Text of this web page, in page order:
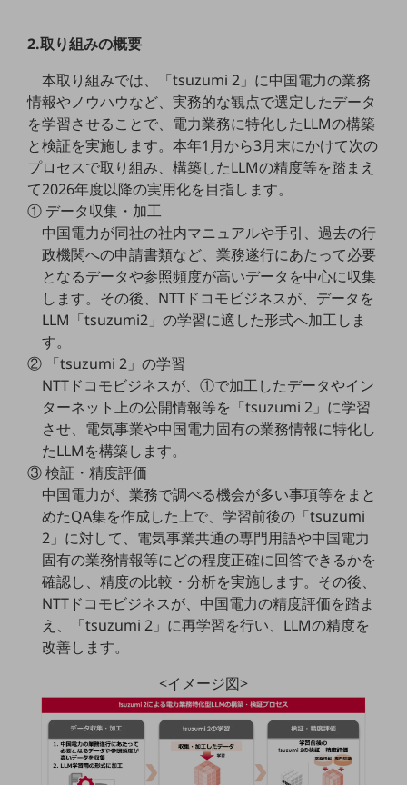
セキュリティ対策
遠隔監視
顧客体験（CX）改善
自動化・省電化
人材不足解消
業種・業態で探す
業種・業態で探すTOP
一次産業
医療・介護
モビリティ
製造・建設業
キーワードで探す
モバイルTOP
法人向けスマホ・携帯に関する、
おすすめの機種、料金やサービスをご紹介
製品TOP
ビジネス向けスマートフォン
データ通信製品
ドコモケータイ
2.取り組みの概要
本取り組みでは、「tsuzumi 2」に中国電力の業務
情報やノウハウなど、実務的な観点で選定したデータ
を学習させることで、電力業務に特化したLLMの構築
と検証を実施します。本年1月から3月末にかけて次の
プロセスで取り組み、構築したLLMの精度等を踏まえ
て2026年度以降の実用化を目指します。
① データ収集・加工
中国電力が同社の社内マニュアルや手引、過去の行
政機関への申請書類など、業務遂行にあたって必要
となるデータや参照頻度が高いデータを中心に収集
します。その後、NTTドコモビジネスが、データを
LLM「tsuzumi2」の学習に適した形式へ加工しま
す。
② 「tsuzumi 2」の学習
NTTドコモビジネスが、①で加工したデータやイン
ターネット上の公開情報等を「tsuzumi 2」に学習
させ、電気事業や中国電力固有の業務情報に特化し
たLLMを構築します。
③ 検証・精度評価
中国電力が、業務で調べる機会が多い事項等をまと
めたQA集を作成した上で、学習前後の「tsuzumi
2」に対して、電気事業共通の専門用語や中国電力
固有の業務情報等にどの程度正確に回答できるかを
確認し、精度の比較・分析を実施します。その後、
NTTドコモビジネスが、中国電力の精度評価を踏ま
え、「tsuzumi 2」に再学習を行い、LLMの精度を
改善します。
<イメージ図>